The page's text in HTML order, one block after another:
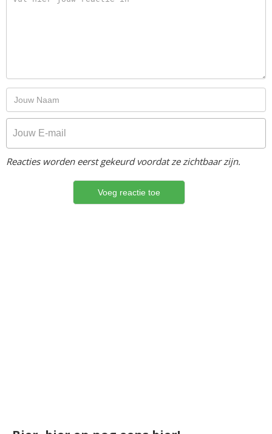
Reacties worden eerst gekeurd voordat ze zichtbaar zijn.